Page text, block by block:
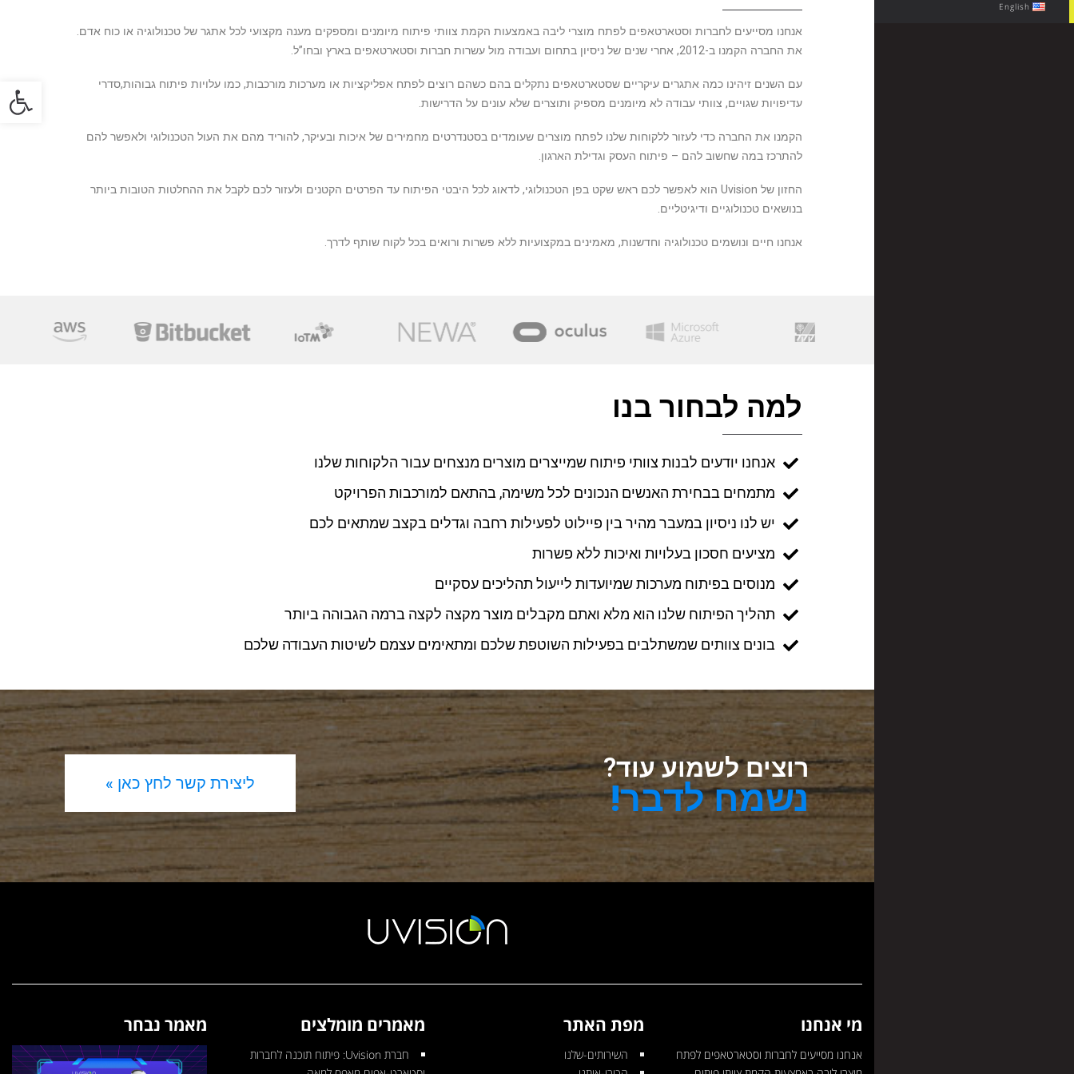
פתח
English
אנחנו מסייעים לחברות וסטארטאפים לפתח מוצרי ליבה באמצעות הקמת צוותי פיתוח מיומנים ומספקים מענה מקצועי לכל אתגר של טכנולוגיה או כוח אדם.
את החברה הקמנו ב-2012, אחרי שנים של ניסיון בתחום ועבודה מול עשרות חברות וסטארטאפים בארץ ובחו”ל.
עם השנים זיהינו כמה אתגרים עיקריים שסטארטאפים נתקלים בהם כשהם רוצים לפתח אפליקציות או מערכות מורכבות, כמו עלויות פיתוח גבוהות,סדרי
עדיפויות שגויים, צוותי עבודה לא מיומנים מספיק ותוצרים שלא עונים על הדרישות.
הקמנו את החברה כדי לעזור ללקוחות שלנו לפתח מוצרים שעומדים בסטנדרטים מחמירים של איכות ובעיקר, להוריד מהם את העול הטכנולוגי ולאפשר להם
להתרכז במה שחשוב להם – פיתוח העסק וגדילת הארגון.
החזון של Uvision הוא לאפשר לכם ראש שקט בפן הטכנולוגי, לדאוג לכל היבטי הפיתוח עד הפרטים הקטנים ולעזור לכם לקבל את ההחלטות הטובות ביותר
בנושאים טכנולוגיים ודיגיטליים.
אנחנו חיים ונושמים טכנולוגיה וחדשנות, מאמינים במקצועיות ללא פשרות ורואים בכל לקוח שותף לדרך.
למה לבחור בנו
אנחנו יודעים לבנות צוותי פיתוח שמייצרים מוצרים מנצחים עבור הלקוחות שלנו
מתמחים בבחירת האנשים הנכונים לכל משימה, בהתאם למורכבות הפרויקט
יש לנו ניסיון במעבר מהיר בין פיילוט לפעילות רחבה וגדלים בקצב שמתאים לכם
מציעים חסכון בעלויות ואיכות ללא פשרות
מנוסים בפיתוח מערכות שמיועדות לייעול תהליכים עסקיים
תהליך הפיתוח שלנו הוא מלא ואתם מקבלים מוצר מקצה לקצה ברמה הגבוהה ביותר
בונים צוותים שמשתלבים בפעילות השוטפת שלכם ומתאימים עצמם לשיטות העבודה שלכם
רוצים לשמוע עוד?
נשמח לדבר! ליצירת קשר לחץ כאן »
מי אנחנו
אנחנו מסייעים לחברות וסטארטאפים לפתח
מפת האתר
השירותים-שלנו
מאמרים מומלצים
חברת Uvision: פיתוח תוכנה לחברות
מאמר נבחר